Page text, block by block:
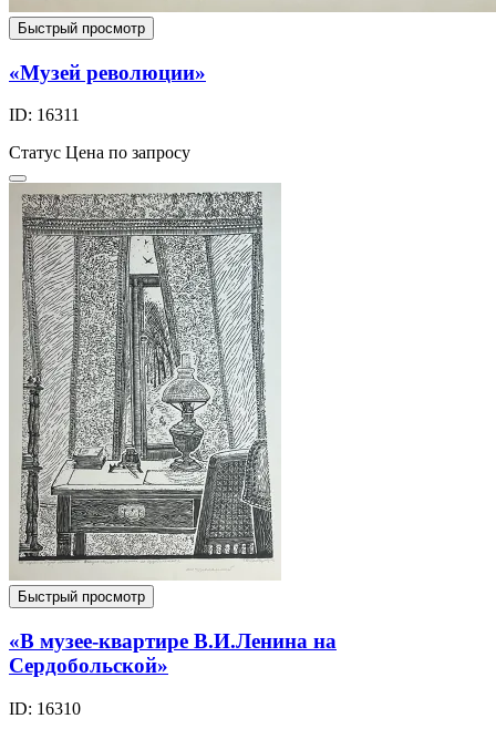
Быстрый просмотр
«Музей революции»
ID: 16311
Статус Цена по запросу
Быстрый просмотр
«В музее-квартире В.И.Ленина на
Сердобольской»
ID: 16310